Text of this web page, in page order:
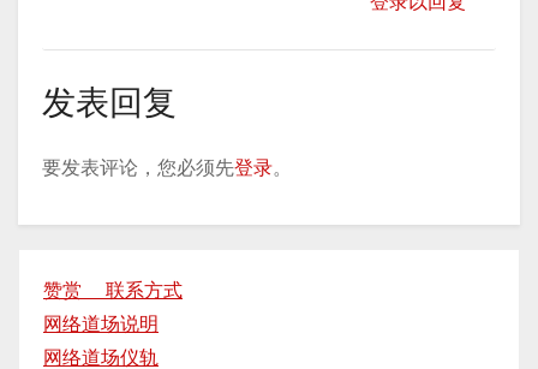
发表回复
要发表评论，您必须先登录。
赞赏 联系方式
网络道场说明
网络道场仪轨